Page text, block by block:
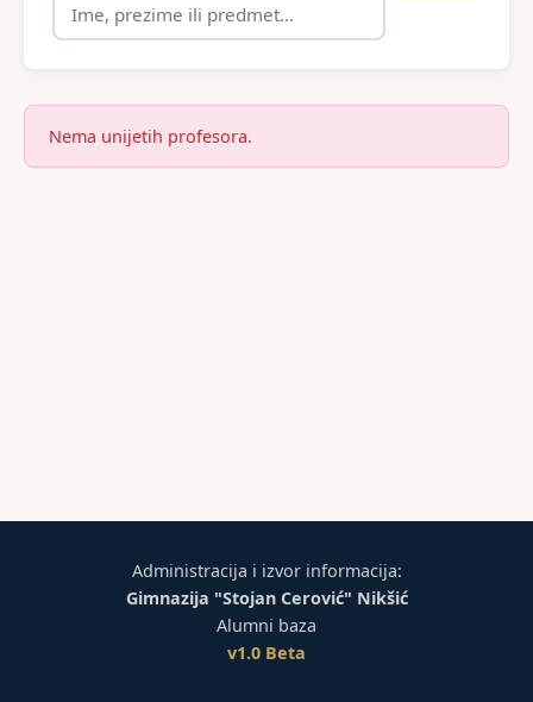
Nema unijetih profesora.
Administracija i izvor informacija:
Gimnazija "Stojan Cerović" Nikšić
Alumni baza
v1.0 Beta